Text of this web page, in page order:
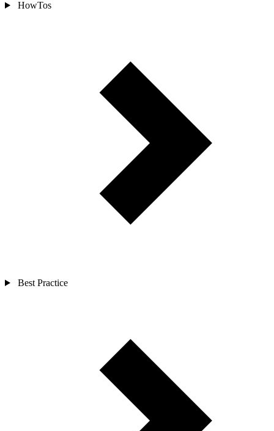
HowTos
Best Practice